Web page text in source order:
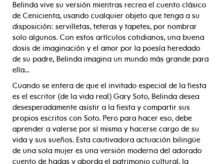
Belinda vive su versión mientras recrea el cuento clásico
de Cenicienta, usando cualquier objeto que tenga a su
disposición: servilletas, teteras y tapetes, por nombrar
solo algunos. Con estos artículos cotidianos, una buena
dosis de imaginación y el amor por la poesía heredado
de su padre, Belinda imagina un mundo más grande para
ella...
Cuando se entera de que el invitado especial de la fiesta
es el escritor (de la vida real) Gary Soto, Belinda desea
desesperadamente asistir a la fiesta y compartir sus
propios escritos con Soto. Pero para hacer eso, debe
aprender a valerse por sí misma y hacerse cargo de su
vida y sus sueños. Esta cautivadora actuación bilingüe
de una sola mujer es una versión moderna del adorado
cuento de hadas y aborda el patrimonio cultural, la